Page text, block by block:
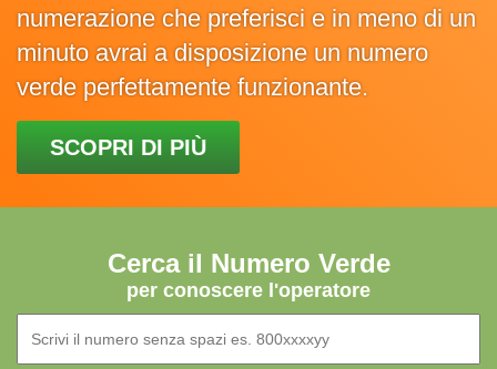
numerazione che preferisci e in meno di un
minuto avrai a disposizione un numero
verde perfettamente funzionante.
SCOPRI DI PIÙ
Cerca il Numero Verde
per conoscere l'operatore